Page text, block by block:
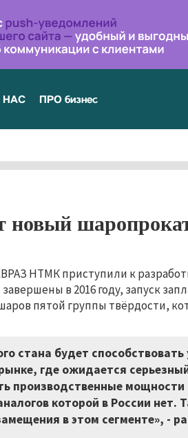
НАС ПРО бизнес
НТМК приступили к
в 2016 году, запуск
пятой группы твёрдости,
стана будет
где ожидается
производственные мощности
которой в России нет.
в этом сегменте», -